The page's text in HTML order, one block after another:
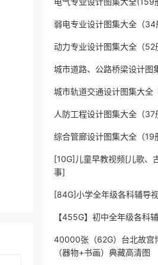
弱电专业设计图集大全（34
动力专业设计图集大全（52
城市道路、公路桥梁设计图
城市轨道交通设计图集大全
人防工程设计图集大全（37
综合管廊设计图集大全（19
[10G]儿童早教视频[儿歌、
事]
[84G]小学全年级各科辅导
【455G】初中全年级各科
40000张（62G）台北故宫
（器物+书画）典藏高清图